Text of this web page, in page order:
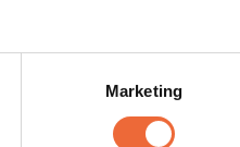
Marketing
De organisatie in de